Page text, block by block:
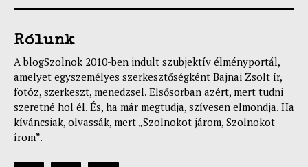
Rólunk
A blogSzolnok 2010-ben indult szubjektív élményportál,
amelyet egyszemélyes szerkesztőségként Bajnai Zsolt ír,
fotóz, szerkeszt, menedzsel. Elsősorban azért, mert tudni
szeretné hol él. És, ha már megtudja, szívesen elmondja. Ha
kíváncsiak, olvassák, mert „Szolnokot járom, Szolnokot
írom”.